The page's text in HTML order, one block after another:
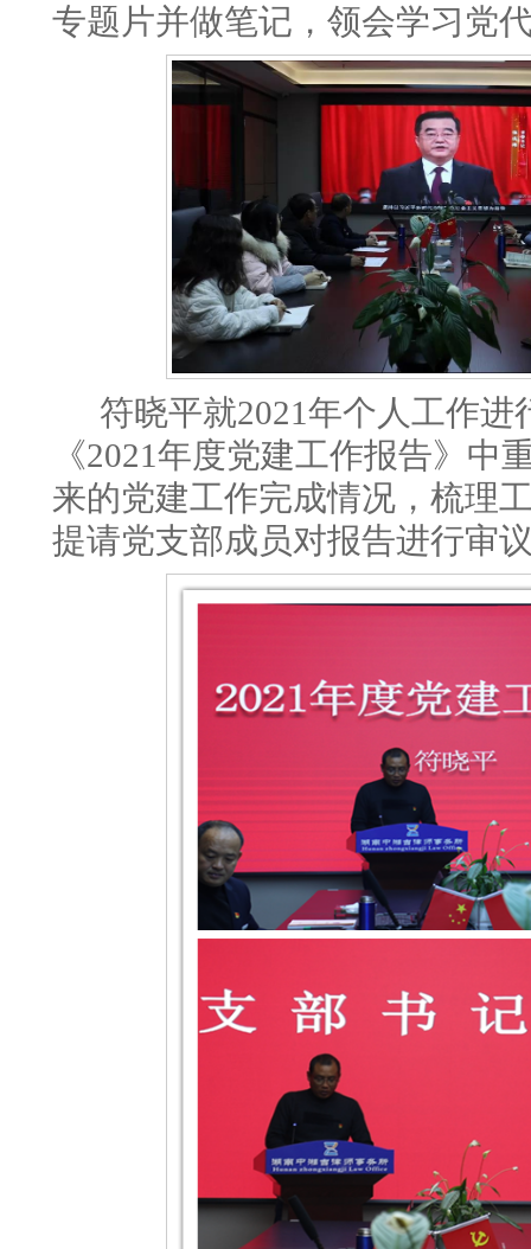
专题片并做笔记，领会学习党
符晓平就2021年个人工作进
《2021年度党建工作报告》中
来的党建工作完成情况，梳理
提请党支部成员对报告进行审